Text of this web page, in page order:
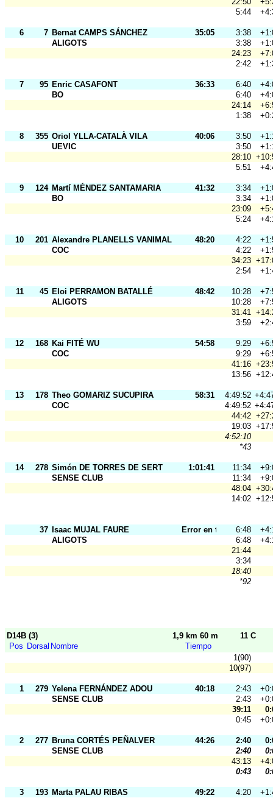
5:44
6 7 Bernat CAMPS SÁNCHEZ 35:05 3:38
ALIGOTS
3:38
24:23
2:42
7 95 Enric CASAFONT 36:33 6:40
BO
6:40
24:14
1:38
8 355 Oriol YLLA-CATALÀ VILA 40:06 3:50
UEVIC
3:50
28:10
5:51
9 124 Martí MÉNDEZ SANTAMARIA 41:32 3:34
BO
3:34
23:09
5:24
10 201 Alexandre PLANELLS VANIMAL 48:20 4:22
COC
4:22
34:23
2:54
11 45 Eloi PERRAMON BATALLÉ 48:42 10:28
ALIGOTS
10:28
31:41
3:59
12 168 Kai FITÉ WU 54:58 9:29
COC
9:29
41:16
13:56
13 178 Theo GOMARIZ SUCUPIRA 58:31 4:49:52
COC
4:49:52
44:42
19:03
4:52:10
*43
14 278 Simón DE TORRES DE SERT 1:01:41 11:34
SENSE CLUB
11:34
48:04
14:02
37 Isaac MUJAL FAURE Error en tarj. 6:48
ALIGOTS
6:48
21:44
3:34
18:40
*92
D14B (3) 1,9 km 60 m
11 C
Pos Dorsal Nombre
Tiempo
1(90)
10(97)
1 279 Yelena FERNÁNDEZ ADOU 40:18 2:43
SENSE CLUB
2:43
39:11
0:45
2 277 Bruna CORTÉS PEÑALVER 44:26 2:40
SENSE CLUB
2:40
43:13
0:43
3 193 Marta PALAU RIBAS 49:22 4:20